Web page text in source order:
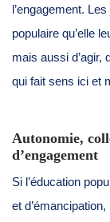
l’engagement.
populaire qu’elle
mais aussi d’agir,
qui fait sens ici et
Autonomie,
d’engagement
Si l’éducation
et